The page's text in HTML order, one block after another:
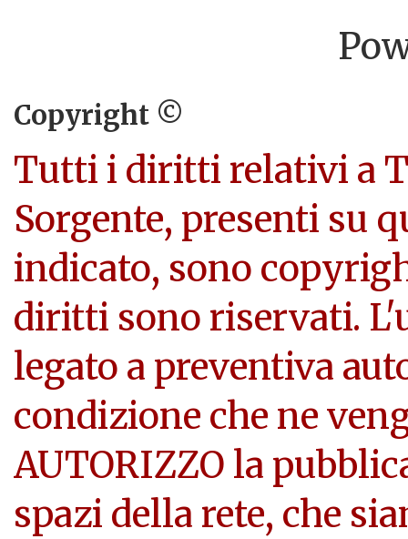
Copyright ©
Tutti i diritti relativi a
Sorgente, presenti su
indicato, sono
diritti sono riservati.
legato a preventiva
condizione che ne
AUTORIZZO la
spazi della rete, che